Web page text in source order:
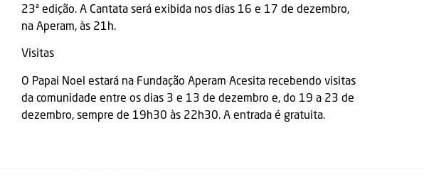
23ª edição. A Cantata será exibida nos dias 16 e 17 de dezembro,
na Aperam, às 21h.
Visitas
O Papai Noel estará na Fundação Aperam Acesita recebendo visitas
da comunidade entre os dias 3 e 13 de dezembro e, do 19 a 23 de
dezembro, sempre de 19h30 às 22h30. A entrada é gratuita.